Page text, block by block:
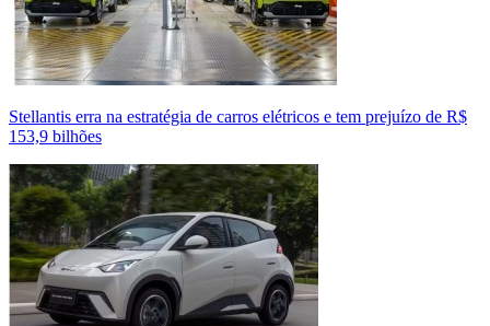
Stellantis erra na estratégia de carros elétricos e tem prejuízo de R$
153,9 bilhões